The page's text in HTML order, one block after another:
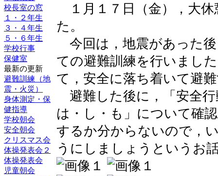
校長室の窓
１・２年生
３・４年生
５・６年生
学校行事
保健室
最新の更新
避難訓練（地
震・火災）
身体測定・保
健指導
学校朝会
安全朝会
クリスマス会
体操発表会２
体操発表会
児童朝会
１月１７日（金），大
た。
今回は，地震があった
ての避難訓練を行いまし
て，安全に落ち着いて避
避難した後に，「安全
は・し・も」について確
するか分からないので，
うにしましょうというお